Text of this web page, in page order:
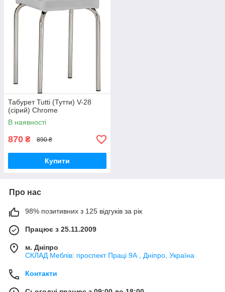
Табурет Tutti (Тутти) V-28
(сірий) Chrome
В наявності
870 ₴ 890 ₴
Купити
Про нас
98% позитивних з 125 відгуків за рік
Працює з 25.11.2009
м. Дніпро
СКЛАД Меблів: проспект Праці 9А , Дніпро, Україна
Контакти